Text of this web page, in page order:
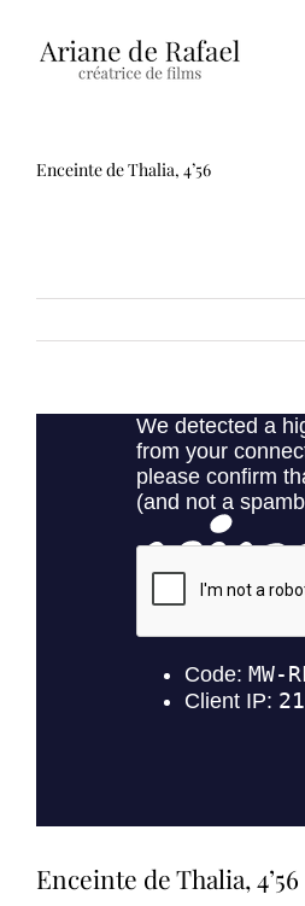
Enceinte de Thalia, 4’56
Enceinte de Thalia, 4’56